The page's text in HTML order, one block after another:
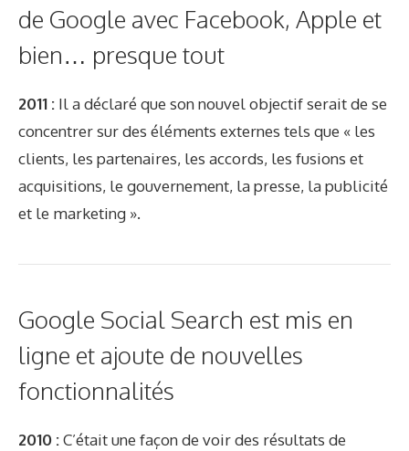
de Google avec Facebook, Apple et
bien… presque tout
2011 : Il a déclaré que son nouvel objectif serait de se
concentrer sur des éléments externes tels que « les
clients, les partenaires, les accords, les fusions et
acquisitions, le gouvernement, la presse, la publicité
et le marketing ».
Google Social Search est mis en
ligne et ajoute de nouvelles
fonctionnalités
2010 :C’était une façon de voir des résultats de